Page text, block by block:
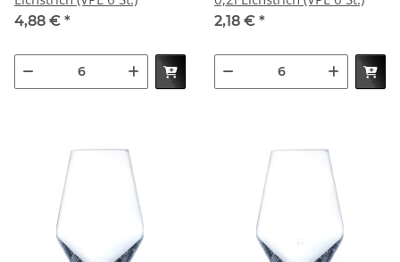
4,88 € * 2,18 € *